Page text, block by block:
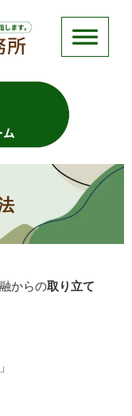
からの取り立て
」